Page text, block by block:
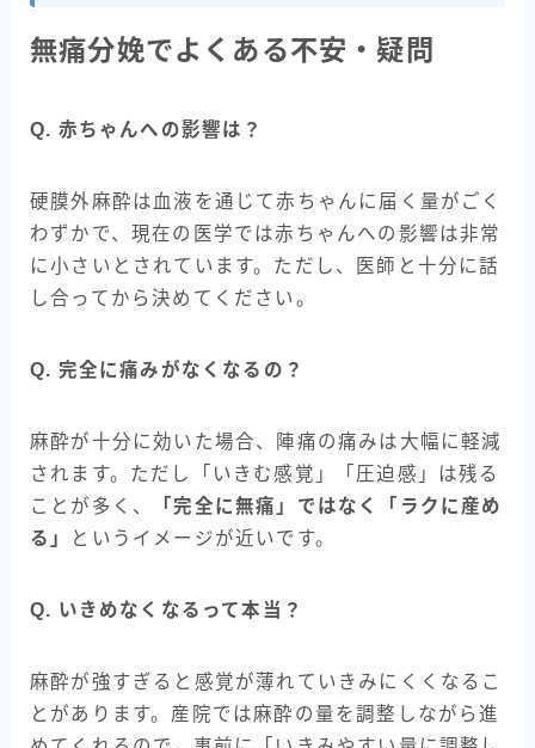
無痛分娩でよくある不安・疑問
Q. 赤ちゃんへの影響は？
硬膜外麻酔は血液を通じて赤ちゃんに届く量がごく
わずかで、現在の医学では赤ちゃんへの影響は非常
に小さいとされています。ただし、医師と十分に話
し合ってから決めてください。
Q. 完全に痛みがなくなるの？
麻酔が十分に効いた場合、陣痛の痛みは大幅に軽減
されます。ただし「いきむ感覚」「圧迫感」は残る
ことが多く、
「完全に無痛」ではなく「ラクに産め
る」
というイメージが近いです。
Q. いきめなくなるって本当？
麻酔が強すぎると感覚が薄れていきみにくくなるこ
とがあります。産院では麻酔の量を調整しながら進